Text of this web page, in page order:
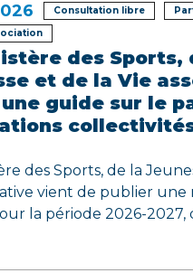
Consultation libre
des Sports,
et de la Vie
guide sur le
des Sports, de la
vient de publier
la période 2026-2027,